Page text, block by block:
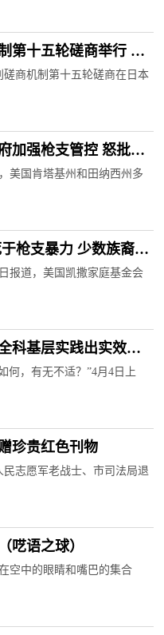
第十五轮磋商举行 达
磋商机制第十五轮磋商在日本
加强枪支管控 怒批美
美国肯塔基州和田纳西州多
枪支暴力 少数族裔更
报道，美国凯撒家庭基金会
科基层实践出实效已
何，有无不适？”4月4日上
珍贵红色刊物
志愿军老战士、市司法局退
呓语之球）
空中的眼睛和嘴巴的集合